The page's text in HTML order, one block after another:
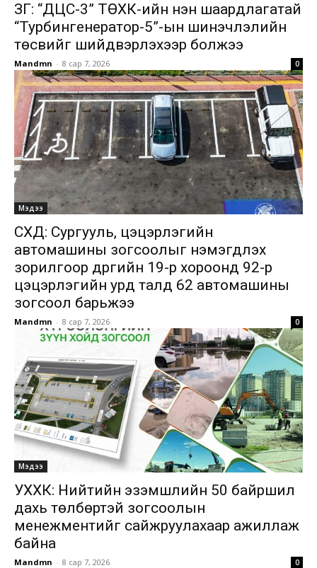
ЗГ: “ДЦС-3” ТӨХК-ийн нэн шаардлагатай
“Турбингенератор-5”-ын шинэчлэлийн
төсвийг шийдвэрлэхээр болжээ
Mandmn - 8 сар 7, 2026 0
Мэдээ
СХД: Сургууль, цэцэрлэгийн
автомашины зогсоолыг нэмэгдүүлэх
зорилгоор дүүргийн 19-р хороонд 92-р
цэцэрлэгийн урд талд 62 автомашины
зогсоол барьжээ
Mandmn - 8 сар 7, 2026 0
Мэдээ
УХХК: Нийтийн эзэмшлийн 50 байршил
дахь төлбөртэй зогсоолын
менежментийг сайжруулахаар ажиллаж
байна
Mandmn - 8 сар 7, 2026 0